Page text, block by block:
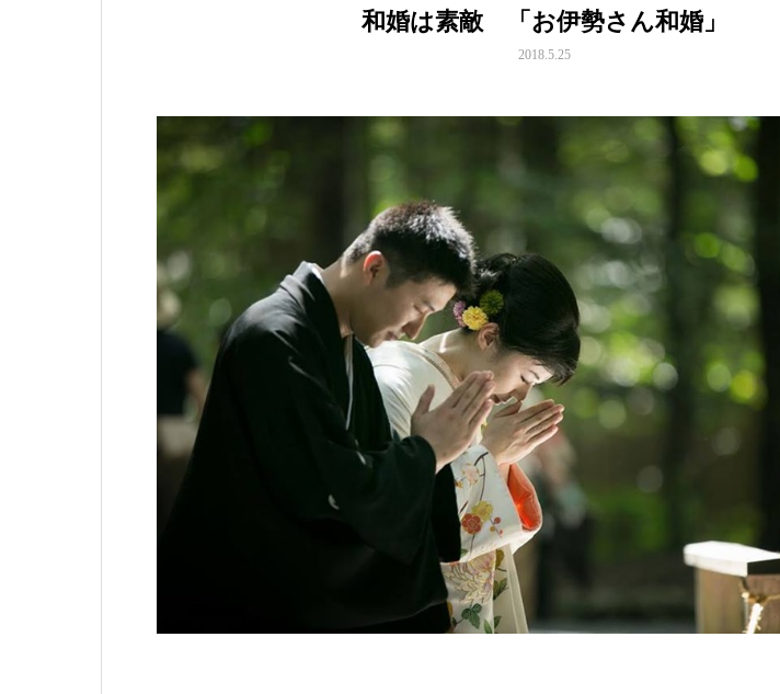
和婚は素敵 「お伊勢さん和婚」
2018.5.25